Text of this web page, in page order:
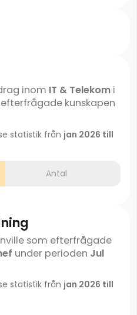
inom IT & Telekomi
kunskapen
statistik från jan 2026 till
Antal
som efterfrågade
under perioden Jul
statistik från jan 2026 till